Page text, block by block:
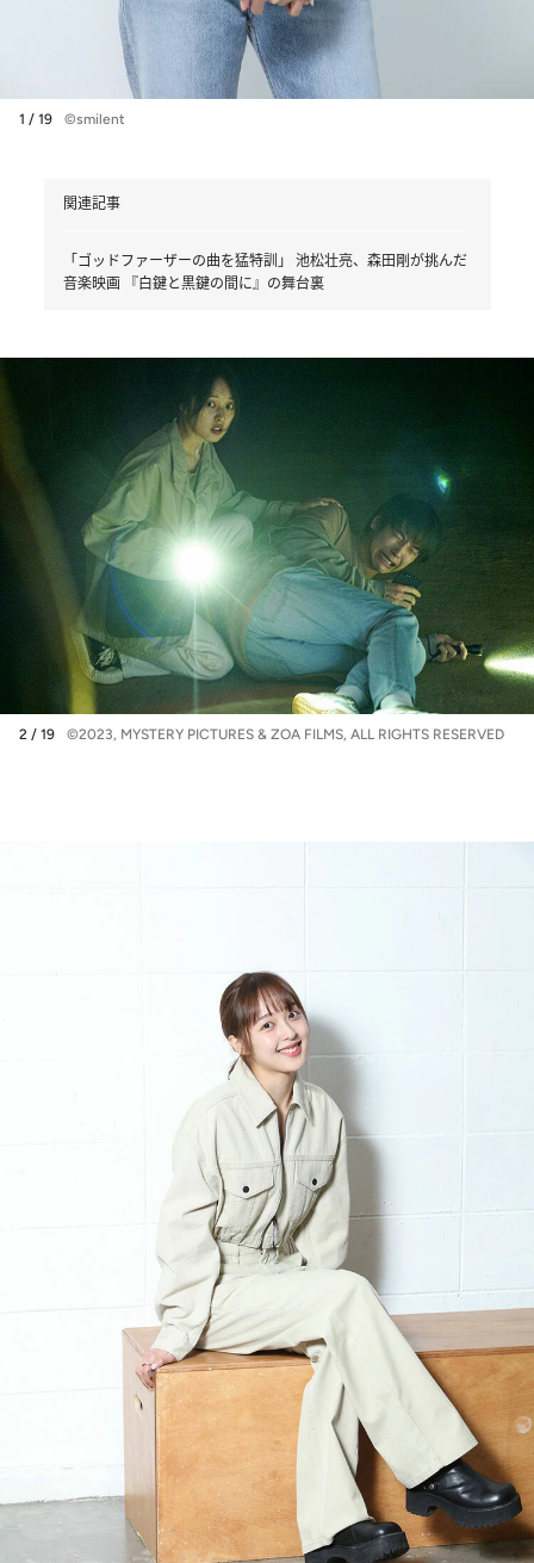
1 / 19 ©smilent
関連記事
「ゴッドファーザーの曲を猛特訓」 池松壮亮、森田剛が挑んだ
音楽映画 『白鍵と黒鍵の間に』の舞台裏
2 / 19 ©2023, MYSTERY PICTURES & ZOA FILMS, ALL RIGHTS RESERVED